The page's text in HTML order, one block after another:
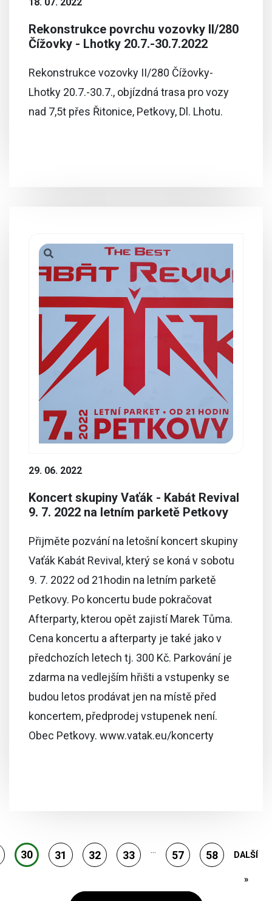
Rekonstrukce povrchu vozovky II/280
Čížovky - Lhotky 20.7.-30.7.2022
Rekonstrukce vozovky II/280 Čížovky-
Lhotky 20.7.-30.7., objízdná trasa pro vozy
nad 7,5t přes Řitonice, Petkovy, Dl. Lhotu.
29. 06. 2022
Koncert skupiny Vaťák - Kabát Revival
9. 7. 2022 na letním parketě Petkovy
Přijměte pozvání na letošní koncert skupiny
Vaťák Kabát Revival, který se koná v sobotu
9. 7. 2022 od 21hodin na letním parketě
Petkovy. Po koncertu bude pokračovat
Afterparty, kterou opět zajistí Marek Tůma.
Cena koncertu a afterparty je také jako v
předchozích letech tj. 300 Kč. Parkování je
zdarma na vedlejším hřišti a vstupenky se
budou letos prodávat jen na místě před
koncertem, předprodej vstupenek není.
Obec Petkovy. www.vatak.eu/koncerty
30 31 32 33 ... 57 58 DALŠÍ
»